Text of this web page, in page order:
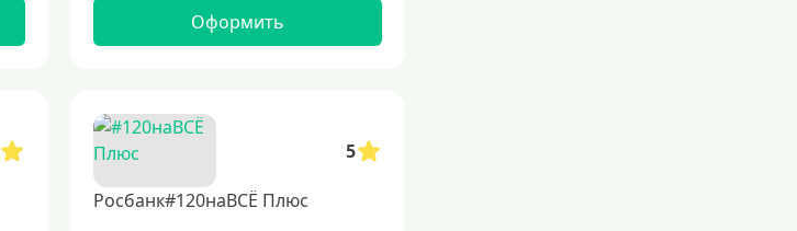
Оформить
5
Росбанк#120наВСЁ Плюс